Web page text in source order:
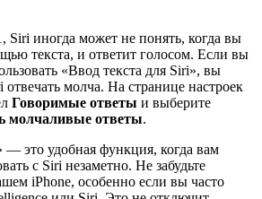
Siri иногда может не понять, когда вы
текста, и ответит голосом. Если вы
«Ввод текста для Siri», вы
молча. На странице настроек
Говоримые ответы и выберите
молчаливые ответы.
— это удобная функция, когда вам
с Siri незаметно. Не забудьте
iPhone, особенно если вы часто